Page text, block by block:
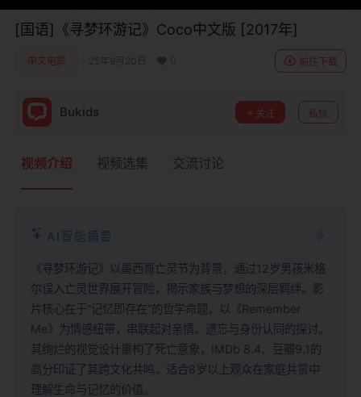
[国语]《寻梦环游记》Coco中文版 [2017年]
中文电影 25年9月20日 前往下载
Bukids 关注 私信
视频介绍 视频选集 交流讨论
AI智能摘要
《寻梦环游记》以墨西哥亡灵节为背景，通过12岁男孩米格
尔误入亡灵世界展开冒险，揭示家族与梦想的深层羁绊。影
片核心在于“记忆即存在”的哲学命题，以《Remember
Me》为情感纽带，串联起对亲情、遗忘与身份认同的探讨。
其绚烂的视觉设计重构了死亡意象，IMDb 8.4、豆瓣9.1的
高分印证了其跨文化共鸣，适合8岁以上观众在家庭共赏中
理解生命与记忆的价值。